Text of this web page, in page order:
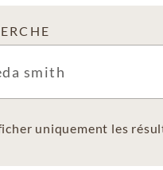
uniquement les